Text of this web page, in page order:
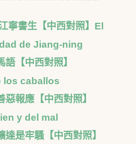
寧書生【中西對照】El
de Jiang-ning
語【中西對照】
los caballos
惡報應【中西對照】
y del mal
達是牢騷【中西對照】